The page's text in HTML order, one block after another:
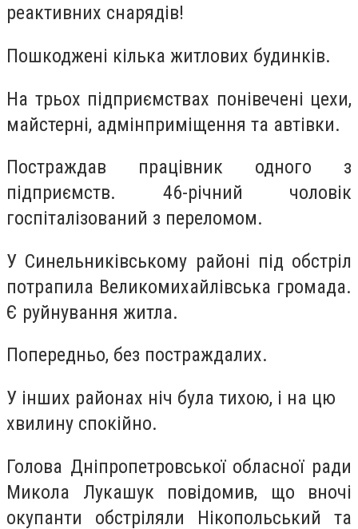
реактивних снарядів!
Пошкоджені кілька житлових будинків.
На трьох підприємствах понівечені цехи,
майстерні, адмінприміщення та автівки.
Постраждав працівник одного з
підприємств. 46-річний чоловік
госпіталізований з переломом.
У Синельниківському районі під обстріл
потрапила Великомихайлівська громада.
Є руйнування житла.
Попередньо, без постраждалих.
У інших районах ніч була тихою, і на цю
хвилину спокійно.
Голова Дніпропетровської обласної ради
Микола Лукашук повідомив, що вночі
окупанти обстріляли Нікопольський та